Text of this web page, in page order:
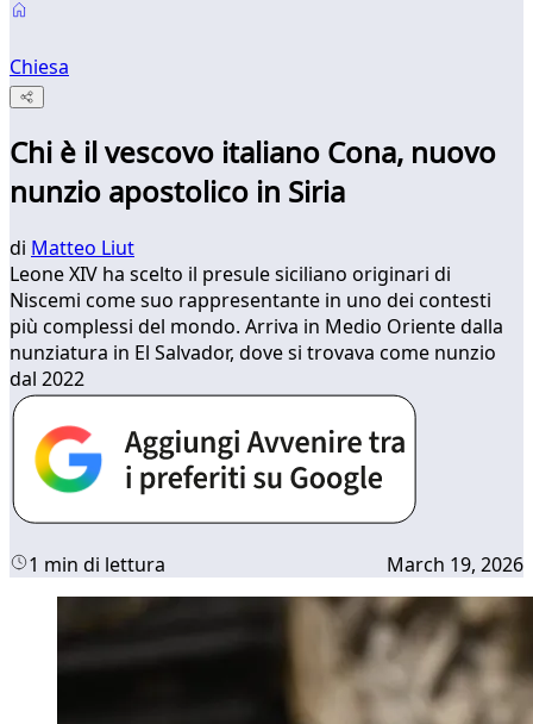
Chiesa
Chi è il vescovo italiano Cona, nuovo
nunzio apostolico in Siria
di Matteo Liut
Leone XIV ha scelto il presule siciliano originari di
Niscemi come suo rappresentante in uno dei contesti
più complessi del mondo. Arriva in Medio Oriente dalla
nunziatura in El Salvador, dove si trovava come nunzio
dal 2022
1 min di lettura March 19, 2026